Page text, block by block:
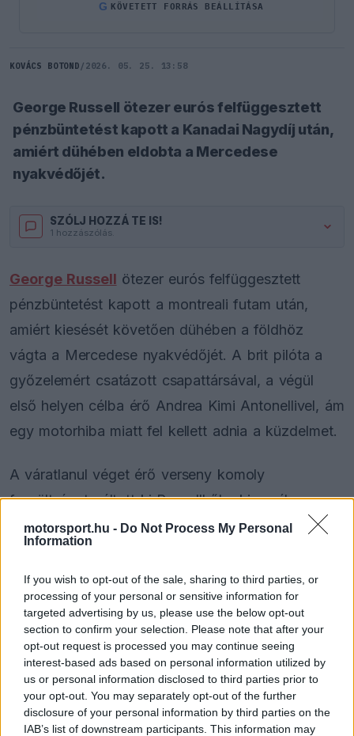
motorsport.hu - Do Not Process My Personal
Information
If you wish to opt-out of the sale, sharing to third parties, or
processing of your personal or sensitive information for
targeted advertising by us, please use the below opt-out
section to confirm your selection. Please note that after your
opt-out request is processed you may continue seeing
interest-based ads based on personal information utilized by
us or personal information disclosed to third parties prior to
your opt-out. You may separately opt-out of the further
disclosure of your personal information by third parties on the
IAB’s list of downstream participants. This information may
G KÖVETETT FORRÁS BEÁLLÍTÁSA
KOVÁCS BOTOND / 2026. 05. 25. 13:58
George Russell ötezer eurós felfüggesztett
pénzbüntetést kapott a Kanadai Nagydíj után,
amiért dühében eldobta a Mercedese
nyakvédőjét.
SZÓLJ HOZZÁ TE IS!
1 hozzászólás.
George Russell ötezer eurós felfüggesztett
pénzbüntetést kapott a montreali futam után,
amiért kiesését követően dühében a földhöz
vágta a Mercedese nyakvédőjét. A brit pilóta a
győzelemért csatázott csapattársával, a végül
első helyen célba érő Andrea Kimi Antonellivel, ám
egy motorhiba miatt fel kellett adnia a küzdelmet.
A váratlanul véget érő verseny komoly
feszültséget váltott ki Russellből, aki a pálya
szélén kiszállva előbb a nyakvédőt, majd a
kesztyűit is eldobta. Az FIA sportfelügyelői a
leintés után beidézték a versenyzőt, majd a
meghallgatás és a videós bizonyítékok elemzése
után szabták ki a büntetést. A bírságot tizenkét
hónapra felfüggesztették azzal a feltétellel, hogy
a jövőben nem fordul elő hasonló eset.